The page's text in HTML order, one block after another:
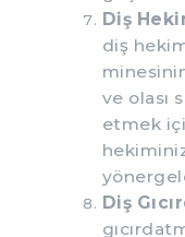
Diş
diş
ve olası
etmek
Diş